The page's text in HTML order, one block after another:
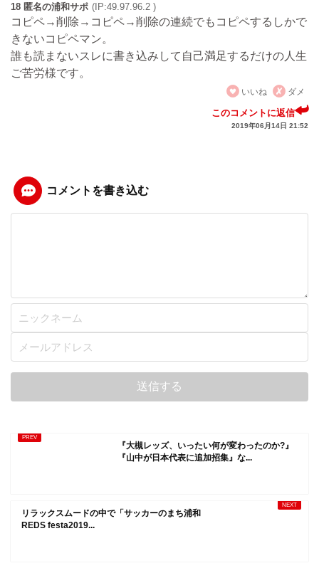
18 匿名の浦和サポ (IP:49.97.96.2 )
コピペ→削除→コピペ→削除の連続でもコピペするしかで
きないコピペマン。
誰も読まないスレに書き込みして自己満足するだけの人生
ご苦労様です。
いいね
ダメ
このコメントに返信
2019年06月14日 21:52
コメントを書き込む
『大槻レッズ、いったい何が変わったのか?』
『山中が日本代表に追加招集』な...
リラックスムードの中で「サッカーのまち浦和
REDS festa2019...